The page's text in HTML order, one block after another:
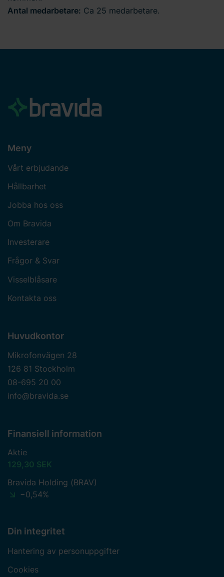
Antal medarbetare: Ca 25 medarbetare.
Meny
Vårt erbjudande
Hållbarhet
Jobba hos oss
Om Bravida
Investerare
Frågor & Svar
Visselblåsare
Kontakta oss
Huvudkontor
Mikrofonvägen 28
126 81 Stockholm
08-695 20 00
info@bravida.se
Finansiell information
Aktie
129,30 SEK
Bravida Holding (BRAV)
−0,54%
Din integritet
Hantering av personuppgifter
Cookies